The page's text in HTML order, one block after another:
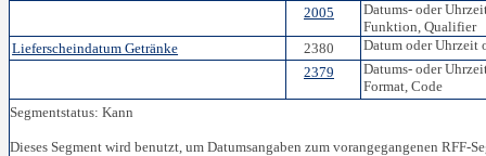
2005
Datums- oder
Funktion, Qualifier
Lieferscheindatum Getränke
2380
Datum oder Uhrzeit
2379
Datums- oder
Format, Code
Segmentstatus: Kann
Dieses Segment wird benutzt, um Datumsangaben zum vorangegangenen RFF-